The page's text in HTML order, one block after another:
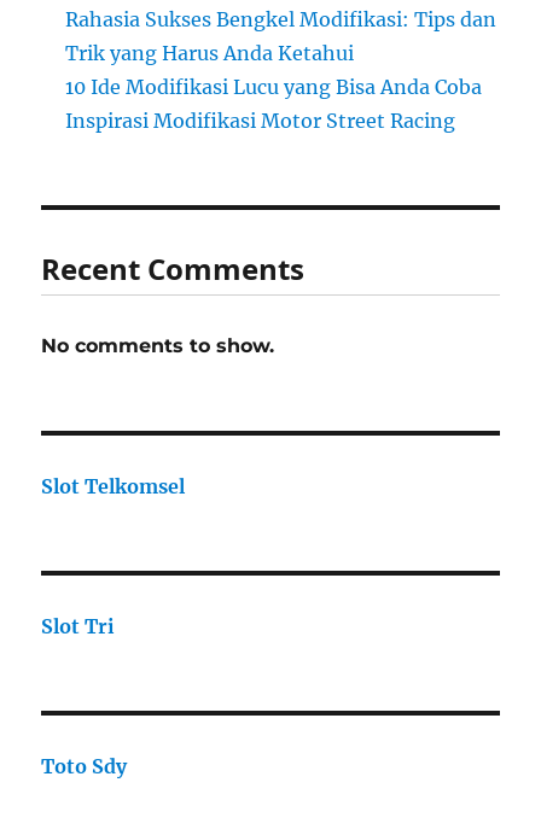
Rahasia Sukses Bengkel Modifikasi: Tips dan
Trik yang Harus Anda Ketahui
10 Ide Modifikasi Lucu yang Bisa Anda Coba
Inspirasi Modifikasi Motor Street Racing
Recent Comments
No comments to show.
Slot Telkomsel
Slot Tri
Toto Sdy